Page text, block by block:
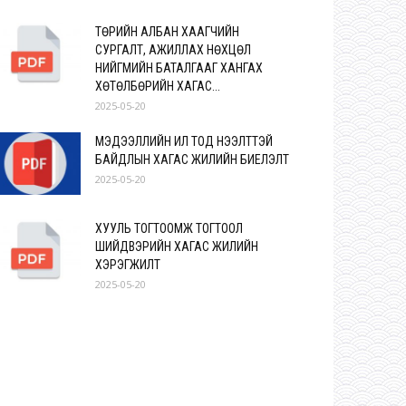
ТӨРИЙН АЛБАН ХААГЧИЙН
СУРГАЛТ, АЖИЛЛАХ НӨХЦӨЛ
НИЙГМИЙН БАТАЛГААГ ХАНГАХ
ХӨТӨЛБӨРИЙН ХАГАС...
2025-05-20
МЭДЭЭЛЛИЙН ИЛ ТОД НЭЭЛТТЭЙ
БАЙДЛЫН ХАГАС ЖИЛИЙН БИЕЛЭЛТ
2025-05-20
ХУУЛЬ ТОГТООМЖ ТОГТООЛ
ШИЙДВЭРИЙН ХАГАС ЖИЛИЙН
ХЭРЭГЖИЛТ
2025-05-20